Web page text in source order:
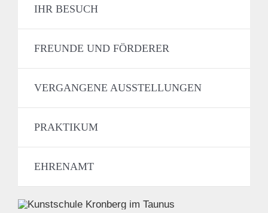
IHR BESUCH
FREUNDE UND FÖRDERER
VERGANGENE AUSSTELLUNGEN
PRAKTIKUM
EHRENAMT